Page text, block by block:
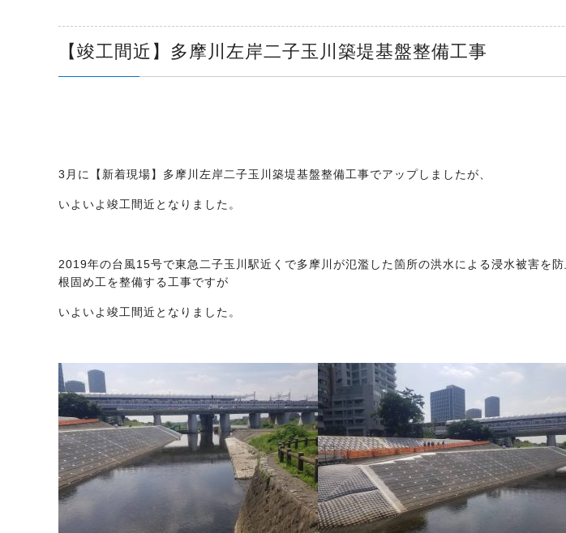
【竣工間近】多摩川左岸二子玉川築堤基盤整備工事
3月に【新着現場】多摩川左岸二子玉川築堤基盤整備工事でアップしましたが、
いよいよ竣工間近となりました。
2019年の台風15号で東急二子玉川駅近くで多摩川が氾濫した箇所の洪水による浸水被害を防
根固め工を整備する工事ですが
いよいよ竣工間近となりました。